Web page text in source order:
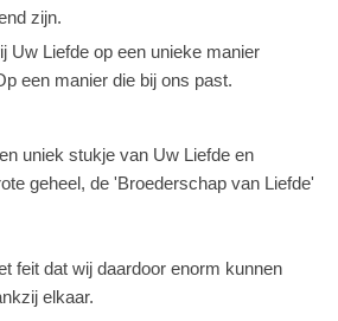
zijn.
Uw Liefde op een unieke manier
een manier die bij ons past.
uniek stukje van Uw Liefde en
geheel, de 'Broederschap van Liefde'
feit dat wij daardoor enorm kunnen
elkaar.